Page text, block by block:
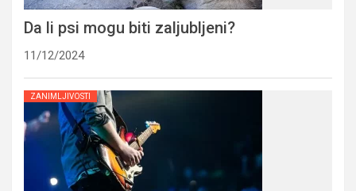
Da li psi mogu biti zaljubljeni?
11/12/2024
ZANIMLJIVOSTI